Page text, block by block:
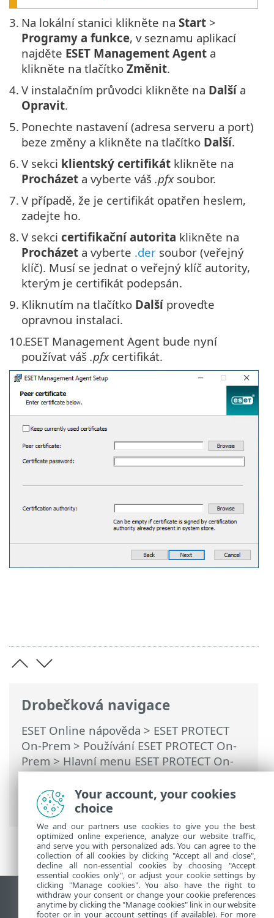
Drobečková navigace
ESET Online nápověda > ESET PROTECT
On-Prem > Používání ESET PROTECT On-
Prem>Hlavní menu ESET PROTECT On-
Prem>Další>Certifikáty>Klientské
certifikáty> Jak použít vlastní certifikáty v
ESET PROTECT On-Prem?
3. Na lokální stanici klikněte na Start >
Programy a funkce, v seznamu aplikací
najděte ESET Management Agent a
klikněte na tlačítko Změnit.
4. V instalačním průvodci klikněte na Dalšía
Opravit.
5. Ponechte nastavení (adresa serveru a port)
beze změny a klikněte na tlačítko Další.
6. V sekci klientský certifikát klikněte na
Procházet a vyberte váš .pfxsoubor.
7. V případě, že je certifikát opatřen heslem,
zadejte ho.
8. V sekci certifikační autorita klikněte na
Procházet a vyberte .der soubor (veřejný
klíč). Musí se jednat o veřejný klíč autority,
kterým je certifikát podepsán.
9. Kliknutím na tlačítko Dalšíproveďte
opravnou instalaci.
10.ESET Management Agent bude nyní
používat váš .pfxcertifikát.
Zobrazit verzi pro počítač
Your account, your cookies
choice
We and our partners use cookies to give you the best
optimized online experience, analyze our website traffic,
and serve you with personalized ads. You can agree to the
collection of all cookies by clicking "Accept all and close",
decline all non-essential cookies by choosing "Accept
essential cookies only", or adjust your cookie settings by
clicking "Manage cookies". You also have the right to
withdraw your consent or change your cookie preferences
anytime by clicking the "Manage cookies" link in our website
footer or in your account settings (if available). For more